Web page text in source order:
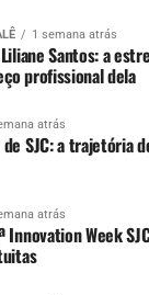
1 semana atrás
Santos: a
profissional dela
atrás
SJC: a trajetória
atrás
Innovation Week